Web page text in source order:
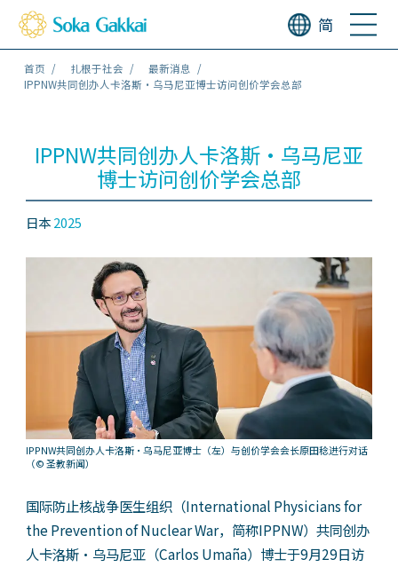
简
首页 扎根于社会
最新消息
IPPNW共同创办人卡洛斯・乌马尼亚博士访问创价学会总部
IPPNW共同创办人卡洛斯・乌马尼亚
博士访问创价学会总部
日本2025
IPPNW共同创办人卡洛斯・乌马尼亚博士（左）与创价学会会长原田稔进行对话
（© 圣教新闻）
国际防止核战争医生组织（International Physicians for
the Prevention of Nuclear War，简称IPPNW）共同创办
人卡洛斯・乌马尼亚（Carlos Umaña）博士于9月29日访